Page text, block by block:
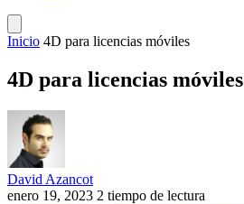
Inicio 4D para licencias móviles
4D para licencias móviles
David Azancot
enero 19, 2023 2 tiempo de lectura